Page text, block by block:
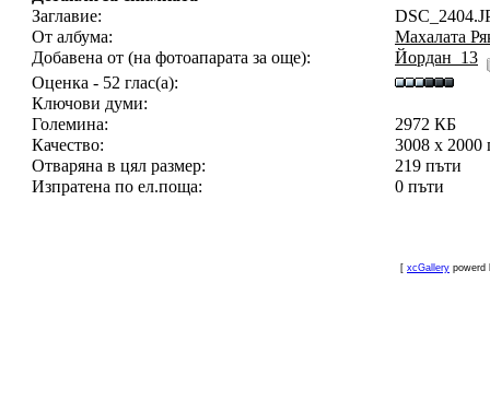
Заглавие:
От албума:
Махалата
Добавена от (на фотоапарата за още):
Йордан_13
Оценка - 52 глас(а):
Ключови думи:
Големина:
2972 КБ
Качество:
3008 x 2000
Отваряна в цял размер:
219 пъти
Изпратена по ел.поща:
0 пъти
[ xcGallery